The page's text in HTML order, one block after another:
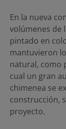
En la nueva
volúmenes de
pintado en
mantuvieron
natural, como
cual un gran
chimenea se
construcción,
proyecto.